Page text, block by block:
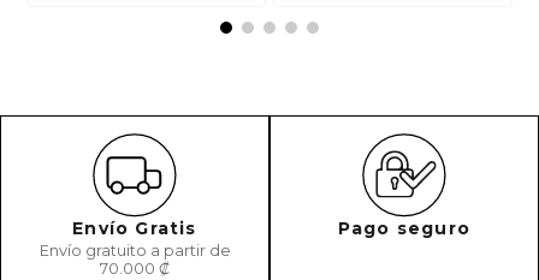
Envío Gratis
Envío gratuito a partir de
70.000 ₡
Pago seguro